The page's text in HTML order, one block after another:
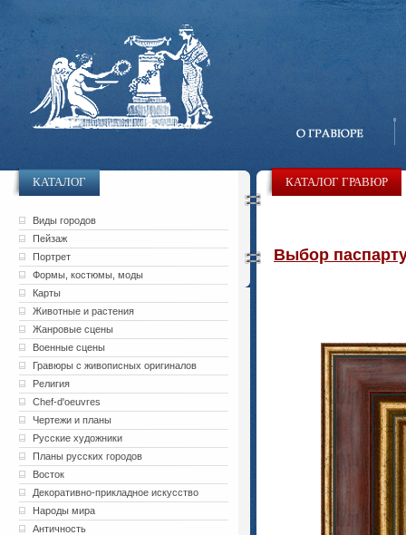
КАТАЛОГ
Виды городов
Пейзаж
Портрет
Формы, костюмы, моды
Карты
Животные и растения
Жанровые сцены
Военные сцены
Гравюры с живописных оригиналов
Религия
Chef-d'oeuvres
Чертежи и планы
Русские художники
Планы русских городов
Восток
Декоративно-прикладное искусство
Народы мира
Античность
КАТАЛОГ ГРАВЮР
Выбор